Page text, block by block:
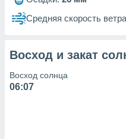
сведения
наших 1199
Средняя скорость
Восход и закат
Восход солнца
06:07